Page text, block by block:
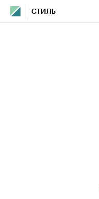
СТИЛЬ